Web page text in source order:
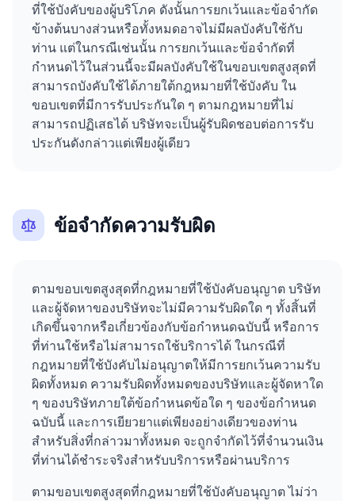
ที่ใช้บังคับของผู้บริโภค ดังนั้นการยกเว้นและข้อจำกัด
ข้างต้นบางส่วนหรือทั้งหมดอาจไม่มีผลบังคับใช้กับ
ท่าน แต่ในกรณีเช่นนั้น การยกเว้นและข้อจำกัดที่
กำหนดไว้ในส่วนนี้จะมีผลบังคับใช้ในขอบเขตสูงสุดที่
สามารถบังคับใช้ได้ภายใต้กฎหมายที่ใช้บังคับ ใน
ขอบเขตที่มีการรับประกันใด ๆ ตามกฎหมายที่ไม่
สามารถปฏิเสธได้ บริษัทจะเป็นผู้รับผิดชอบต่อการรับ
ประกันดังกล่าวแต่เพียงผู้เดียว
ข้อจำกัดความรับผิด
ตามขอบเขตสูงสุดที่กฎหมายที่ใช้บังคับอนุญาต บริษัท
และผู้จัดหาของบริษัทจะไม่มีความรับผิดใด ๆ ทั้งสิ้นที่
เกิดขึ้นจากหรือเกี่ยวข้องกับข้อกำหนดฉบับนี้ หรือการ
ที่ท่านใช้หรือไม่สามารถใช้บริการได้ ในกรณีที่
กฎหมายที่ใช้บังคับไม่อนุญาตให้มีการยกเว้นความรับ
ผิดทั้งหมด ความรับผิดทั้งหมดของบริษัทและผู้จัดหาใด
ๆ ของบริษัทภายใต้ข้อกำหนดข้อใด ๆ ของข้อกำหนด
ฉบับนี้ และการเยียวยาแต่เพียงอย่างเดียวของท่าน
สำหรับสิ่งที่กล่าวมาทั้งหมด จะถูกจำกัดไว้ที่จำนวนเงิน
ที่ท่านได้ชำระจริงสำหรับบริการหรือผ่านบริการ
ตามขอบเขตสูงสุดที่กฎหมายที่ใช้บังคับอนุญาต ไม่ว่า